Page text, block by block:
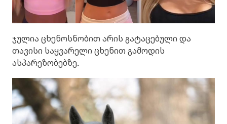
ჯულია ცხენოსნობით არის გატაცებული და
თავისი საყვარელი ცხენით გამოდის
ასპარეზობებზე.